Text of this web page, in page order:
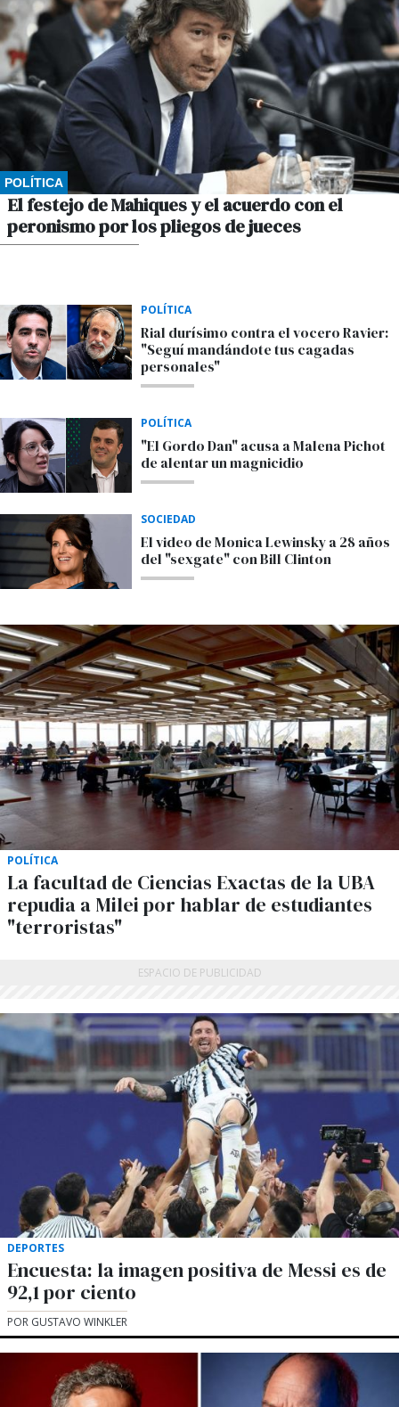
POLÍTICA
El festejo de Mahiques y el acuerdo con el
peronismo por los pliegos de jueces
POLÍTICA
Rial durísimo contra el vocero Ravier:
"Seguí mandándote tus cagadas
personales"
POLÍTICA
"El Gordo Dan" acusa a Malena Pichot
de alentar un magnicidio
SOCIEDAD
El video de Monica Lewinsky a 28 años
del "sexgate" con Bill Clinton
POLÍTICA
La facultad de Ciencias Exactas de la UBA
repudia a Milei por hablar de estudiantes
"terroristas"
DEPORTES
Encuesta: la imagen positiva de Messi es de
92,1 por ciento
POR GUSTAVO WINKLER